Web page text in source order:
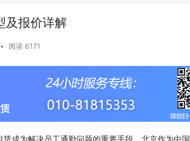
及报价详解
• 阅读 6171